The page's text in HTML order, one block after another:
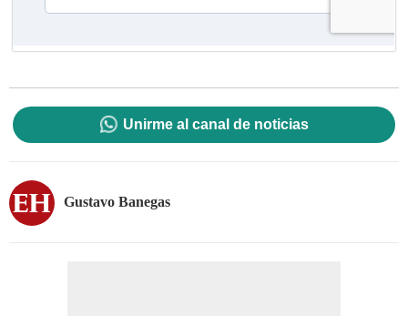
Unirme al canal de noticias
Gustavo Banegas